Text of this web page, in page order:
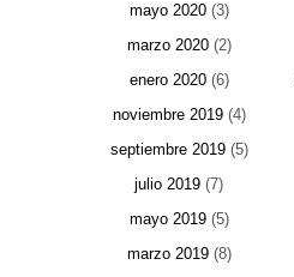
mayo 2020(3)
marzo 2020(2)
enero 2020(6)
noviembre 2019(4)
septiembre 2019(5)
julio 2019 (7)
mayo 2019(5)
marzo 2019(8)